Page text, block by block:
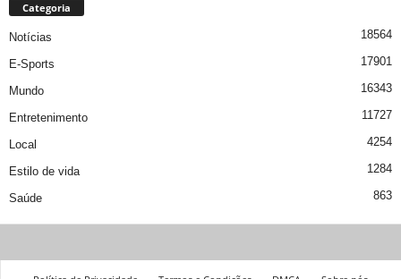
Categoria
Notícias 18564
E-Sports 17901
Mundo 16343
Entretenimento 11727
Local 4254
Estilo de vida 1284
Saúde 863